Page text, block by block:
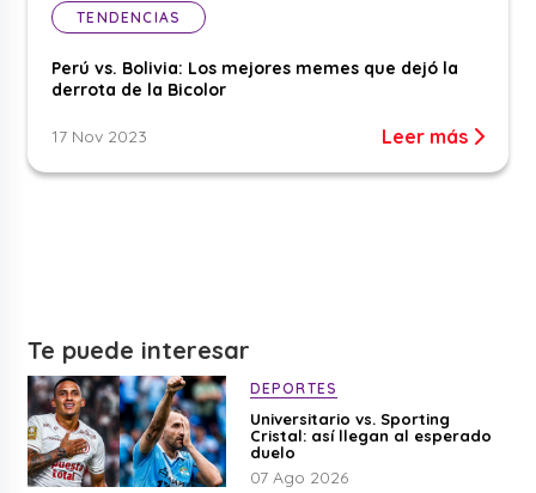
TENDENCIAS
Perú vs. Bolivia: Los mejores memes que dejó la
derrota de la Bicolor
17 Nov 2023 Leer más
Te puede interesar
DEPORTES
Universitario vs. Sporting
Cristal: así llegan al esperado
duelo
07 Ago 2026